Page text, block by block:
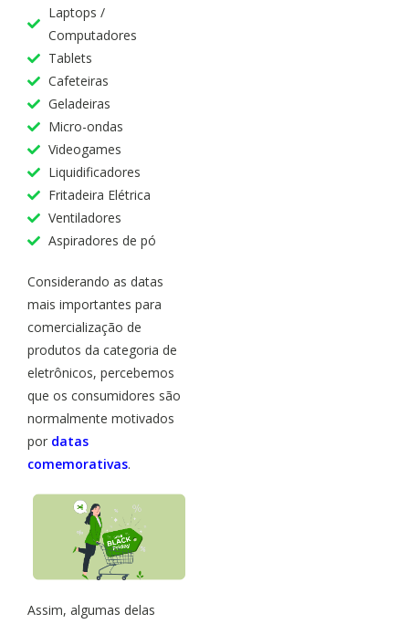
Laptops /
Computadores
Tablets
Cafeteiras
Geladeiras
Micro-ondas
Videogames
Liquidificadores
Fritadeira Elétrica
Ventiladores
Aspiradores de pó
Considerando as datas
mais importantes para
comercialização de
produtos da categoria de
eletrônicos, percebemos
que os consumidores são
normalmente motivados
por datas
comemorativas.
Assim, algumas delas